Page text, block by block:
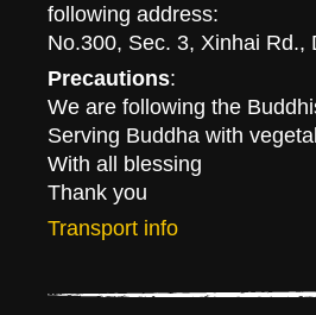
following address:
No.300, Sec. 3, Xinhai Rd.,
Precautions:
We are following the
Serving Buddha with
With all blessing
Thank you
Transport info